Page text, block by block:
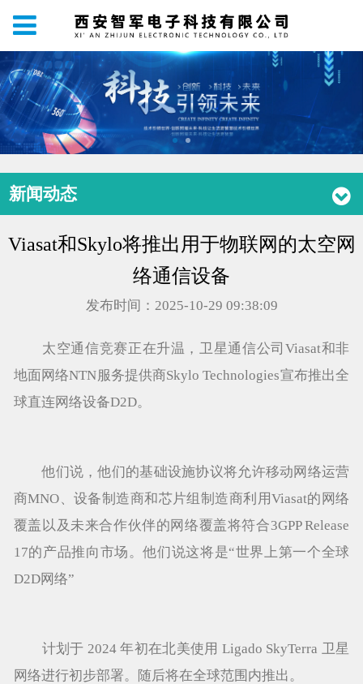
新闻动态
Viasat和Skylo将推出用于物联网的太空网
络通信设备
发布时间：2025-10-29 09:38:09
太空通信竞赛正在升温，卫星通信公司Viasat和非
地面网络NTN服务提供商Skylo Technologies宣布推出全
球直连网络设备D2D。
他们说，他们的基础设施协议将允许移动网络运营
商MNO、设备制造商和芯片组制造商利用Viasat的网络
覆盖以及未来合作伙伴的网络覆盖将符合3GPP Release
17的产品推向市场。他们说这将是“世界上第一个全球
D2D网络”
计划于 2024 年初在北美使用 Ligado SkyTerra 卫星
网络进行初步部署。随后将在全球范围内推出。